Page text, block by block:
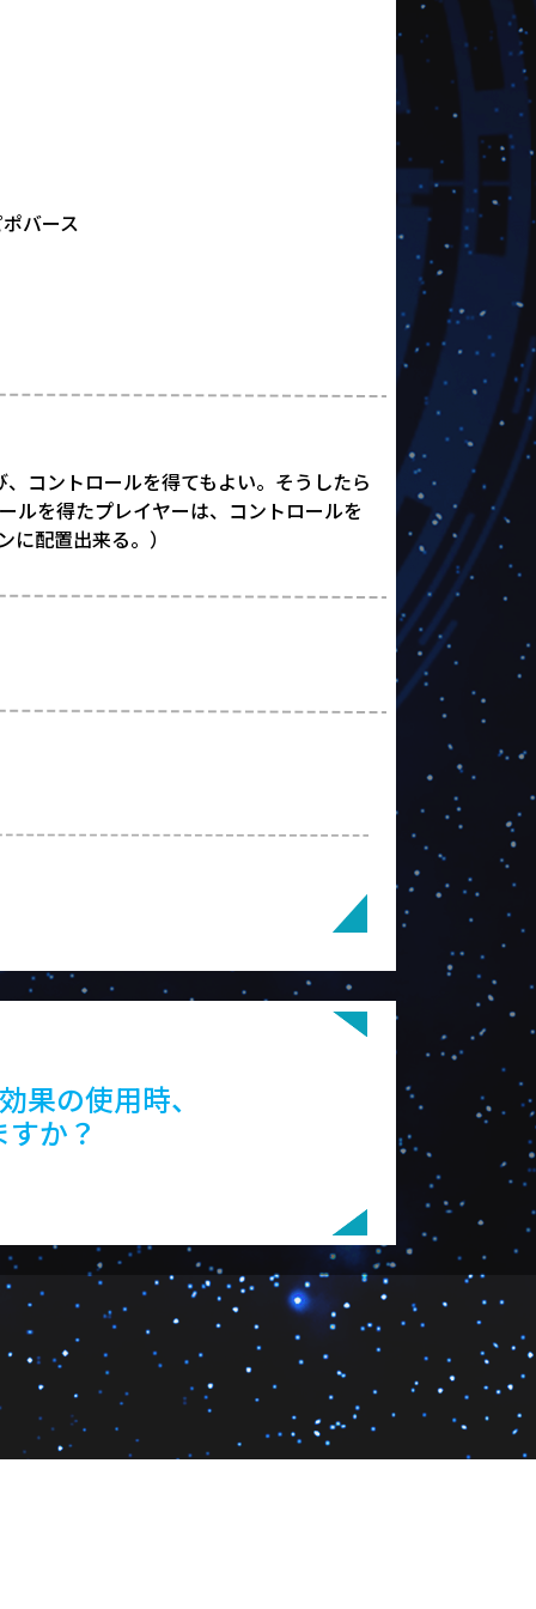
バース
コントロールを得てもよい。そうしたら
ルを得たプレイヤーは、コントロールを
配置出来る。）
果の使用時、
か？